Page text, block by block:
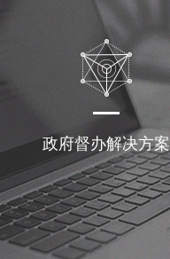
政府督办解决方案